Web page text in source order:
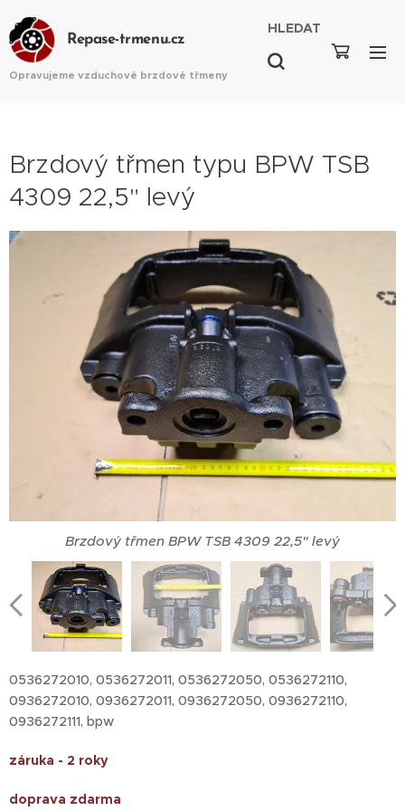
Repase-trmenu.cz
Opravujeme vzduchové brzdové třmeny
HLEDAT
Brzdový třmen typu BPW TSB
4309 22,5" levý
Brzdový třmen BPW TSB 4309 22,5" levý
Brzdový třmen BPW TSB 4309 22,5" levý
Brzdový třmen BPW TSB 4309 22,5" levý
0536272010, 0536272011, 0536272050, 0536272110,
0936272010, 0936272011, 0936272050, 0936272110,
0936272111, bpw
záruka - 2 roky
doprava zdarma